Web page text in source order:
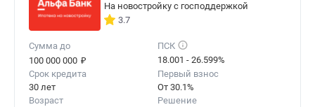
На новостройку с господдержкой
3.7
Сумма до
100 000 000 ₽
ПСК
18.001 - 26.599%
Срок кредита
30 лет
Первый взнос
От 30.1%
Возраст
Решение